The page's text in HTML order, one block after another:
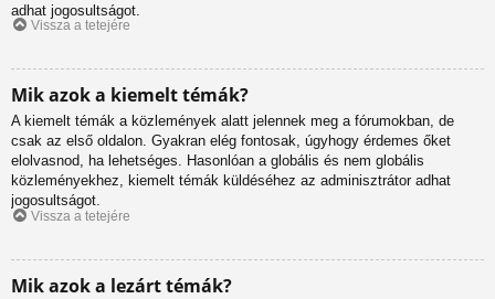
adhat jogosultságot.
Vissza a tetejére
Mik azok a kiemelt témák?
A kiemelt témák a közlemények alatt jelennek meg a fórumokban, de
csak az első oldalon. Gyakran elég fontosak, úgyhogy érdemes őket
elolvasnod, ha lehetséges. Hasonlóan a globális és nem globális
közleményekhez, kiemelt témák küldéséhez az adminisztrátor adhat
jogosultságot.
Vissza a tetejére
Mik azok a lezárt témák?